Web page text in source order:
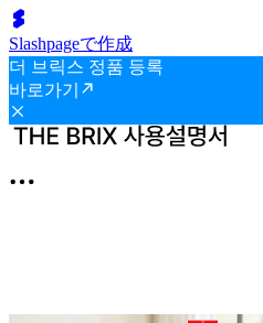
Slashpageで作成
더 브릭스 정품 등록
바로가기